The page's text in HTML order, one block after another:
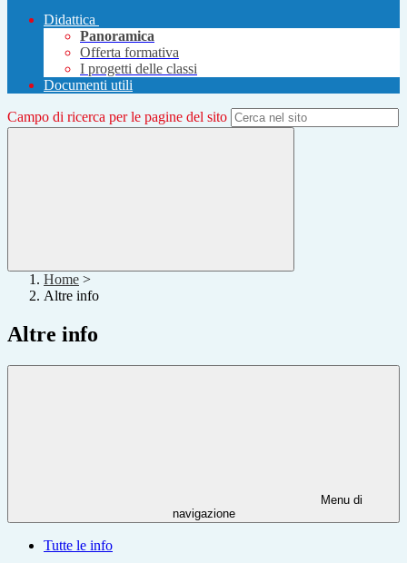
Didattica
Panoramica
Offerta formativa
I progetti delle classi
Documenti utili
Campo di ricerca per le pagine del sito
Home >
Altre info
Altre info
Menu di
navigazione
Tutte le info